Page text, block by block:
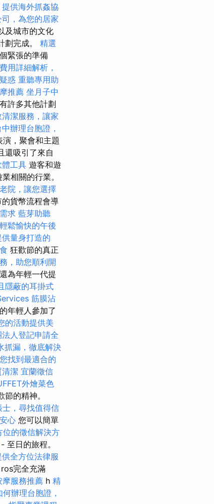
提供海外抓姦協
，為您的居家
及城市的文化
劃完成。 精選
緊張的準備
用詳細解析，
惑 重聽專用助
推薦 坐月子中
許多其他計劃
潔服務，讓家
辦理台胞證，
，聚會和主題
還吸引了來自
體工具 遊客和遊
相關的行業。
院，讓您選擇
貨幣流程會導
求 藍芽助聽
鬆愉快的午後
供量身打造的
狂歡節的真正
，助您順利開
為年輕一代提
隱蔽的耳掛式
筋膜沾
年輕人參加了
的活動提供美
人登記申請全
抓漏，徹底解決
找到最適合的
清潔 宜蘭徵信
外燴菜色
的精神。
，尋找值得信
心 您可以簡單
位的徵信解決方
- 至日的旅程。
全方位法律服
ros完全充滿
摩服務推薦 h 精
何辦理台胞證，